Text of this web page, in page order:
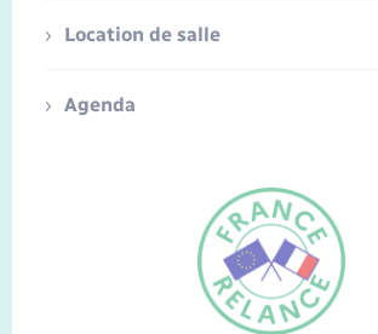
FR
Location de salle
Agenda